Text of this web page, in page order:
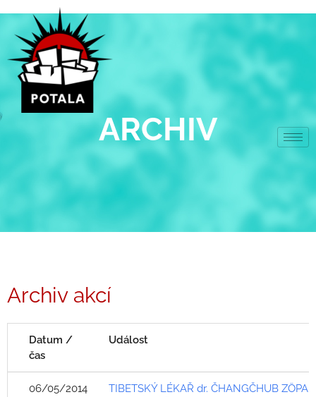
obsah
ARCHIV
Archiv akcí
Datum /
čas
Událost
06/05/2014
TIBETSKÝ LÉKAŘ dr. ČHANGČHUB ZÖPA